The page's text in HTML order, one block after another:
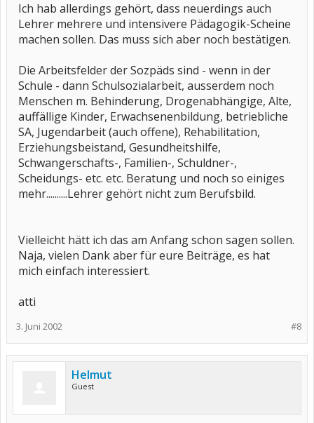
Ich hab allerdings gehört, dass neuerdings auch
Lehrer mehrere und intensivere Pädagogik-Scheine
machen sollen. Das muss sich aber noch bestätigen.
Die Arbeitsfelder der Sozpäds sind - wenn in der
Schule - dann Schulsozialarbeit, ausserdem noch
Menschen m. Behinderung, Drogenabhängige, Alte,
auffällige Kinder, Erwachsenenbildung, betriebliche
SA, Jugendarbeit (auch offene), Rehabilitation,
Erziehungsbeistand, Gesundheitshilfe,
Schwangerschafts-, Familien-, Schuldner-,
Scheidungs- etc. etc. Beratung und noch so einiges
mehr..........Lehrer gehört nicht zum Berufsbild.
Vielleicht hätt ich das am Anfang schon sagen sollen.
Naja, vielen Dank aber für eure Beiträge, es hat
mich einfach interessiert.
atti
#8
3. Juni 2002
Helmut
Guest